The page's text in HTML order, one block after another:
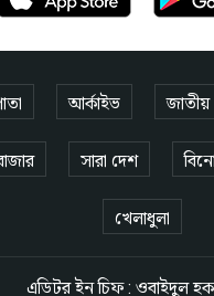
আর্কাইভ জাতীয়
সারা দেশ
খেলাধুলা
এডিটর ইন চিফ : ওবাইদুল হক